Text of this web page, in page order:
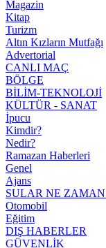
Magazin
Kitap
Turizm
Altın Kızların Mutfağı
Advertorial
CANLI MAÇ
BÖLGE
BİLİM-TEKNOLOJİ
KÜLTÜR - SANAT
İpucu
Kimdir?
Nedir?
Ramazan Haberleri
Genel
Ajans
SULAR NE
Otomobil
Eğitim
DIŞ HABERLER
GÜVENLİK